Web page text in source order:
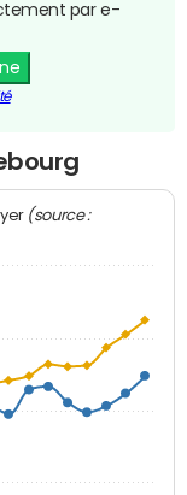
par e-
(source :